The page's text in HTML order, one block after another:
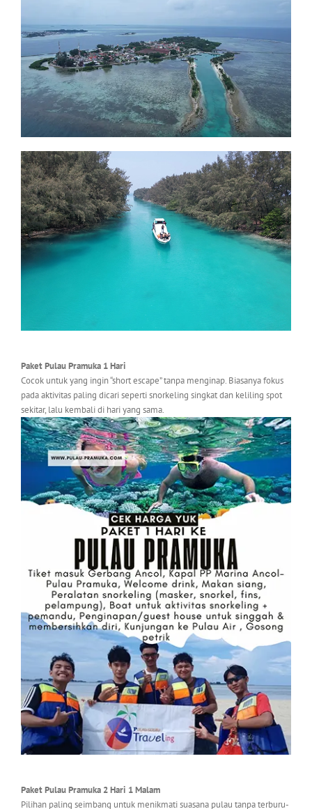
Paket Pulau Pramuka 1 Hari
Cocok untuk yang ingin “short escape” tanpa menginap. Biasanya fokus
pada aktivitas paling dicari seperti snorkeling singkat dan keliling spot
sekitar, lalu kembali di hari yang sama.
Paket Pulau Pramuka 2 Hari 1 Malam
Pilihan paling seimbang untuk menikmati suasana pulau tanpa terburu-